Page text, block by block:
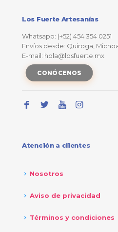
Los Fuerte Artesanías
Whatsapp: (+52) 454 354 0251
Envíos desde: Quiroga,
E-mail: hola@losfuerte.mx
CONÓCENOS
Atención a clientes
Nosotros
Aviso de privacidad
Términos y condiciones